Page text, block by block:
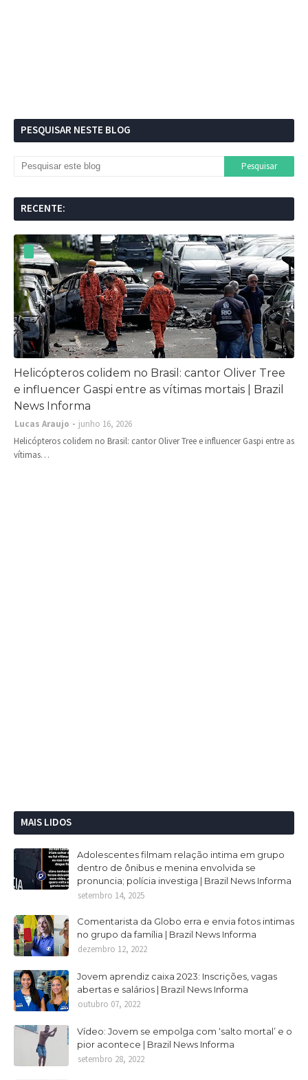
PESQUISAR NESTE BLOG
RECENTE:
Helicópteros colidem no Brasil: cantor Oliver Tree
e influencer Gaspi entre as vítimas mortais | Brazil
News Informa
Lucas Araujo
junho 16, 2026
Helicópteros colidem no Brasil: cantor Oliver Tree e influencer Gaspi entre as
vítimas…
MAIS LIDOS
Adolescentes filmam relação intima em grupo
dentro de ônibus e menina envolvida se
pronuncia; polícia investiga | Brazil News Informa
setembro 14, 2025
Comentarista da Globo erra e envia fotos intimas
no grupo da família | Brazil News Informa
dezembro 12, 2022
Jovem aprendiz caixa 2023: Inscrições, vagas
abertas e salários | Brazil News Informa
outubro 07, 2022
Vídeo: Jovem se empolga com ‘salto mortal’ e o
pior acontece | Brazil News Informa
setembro 28, 2022